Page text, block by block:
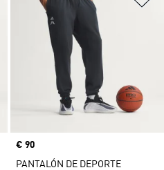
Precio
€ 90
PANTALÓN DE DEPORTE